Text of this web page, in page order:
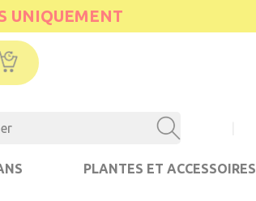
UNIQUEMENT
PLANTES ET ACCESSOIRES